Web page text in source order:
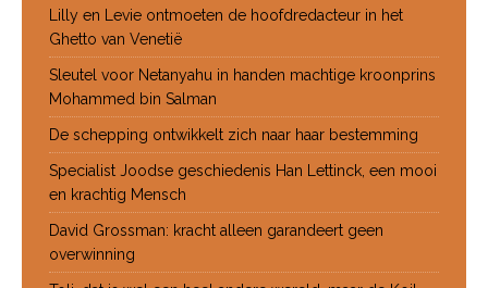
Lilly en Levie ontmoeten de hoofdredacteur in het
Ghetto van Venetië
Sleutel voor Netanyahu in handen machtige kroonprins
Mohammed bin Salman
De schepping ontwikkelt zich naar haar bestemming
Specialist Joodse geschiedenis Han Lettinck, een mooi
en krachtig Mensch
David Grossman: kracht alleen garandeert geen
overwinning